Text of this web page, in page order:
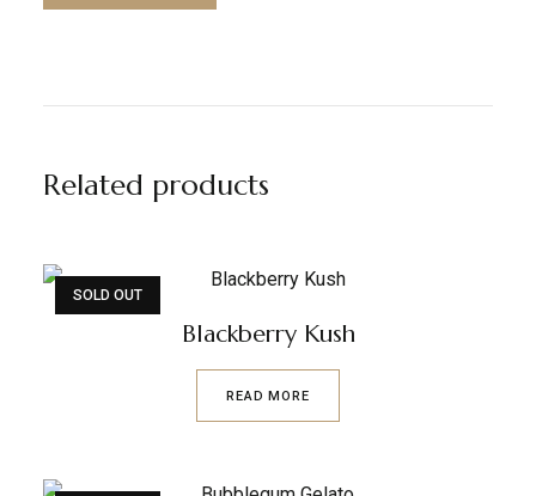
Related products
SOLD OUT
Blackberry Kush
READ MORE